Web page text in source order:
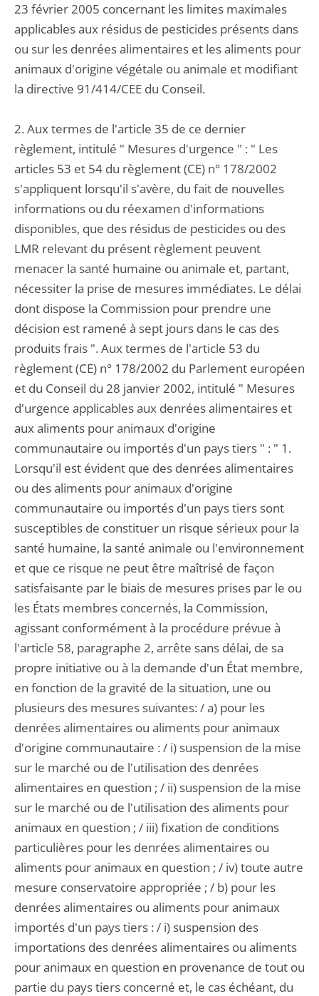
23 février 2005 concernant les limites maximales
applicables aux résidus de pesticides présents dans
ou sur les denrées alimentaires et les aliments pour
animaux d'origine végétale ou animale et modifiant
la directive 91/414/CEE du Conseil.
2. Aux termes de l'article 35 de ce dernier
règlement, intitulé " Mesures d'urgence " : " Les
articles 53 et 54 du règlement (CE) n° 178/2002
s'appliquent lorsqu'il s'avère, du fait de nouvelles
informations ou du réexamen d'informations
disponibles, que des résidus de pesticides ou des
LMR relevant du présent règlement peuvent
menacer la santé humaine ou animale et, partant,
nécessiter la prise de mesures immédiates. Le délai
dont dispose la Commission pour prendre une
décision est ramené à sept jours dans le cas des
produits frais ". Aux termes de l'article 53 du
règlement (CE) n° 178/2002 du Parlement européen
et du Conseil du 28 janvier 2002, intitulé " Mesures
d'urgence applicables aux denrées alimentaires et
aux aliments pour animaux d'origine
communautaire ou importés d'un pays tiers " : " 1.
Lorsqu'il est évident que des denrées alimentaires
ou des aliments pour animaux d'origine
communautaire ou importés d'un pays tiers sont
susceptibles de constituer un risque sérieux pour la
santé humaine, la santé animale ou l'environnement
et que ce risque ne peut être maîtrisé de façon
satisfaisante par le biais de mesures prises par le ou
les États membres concernés, la Commission,
agissant conformément à la procédure prévue à
l'article 58, paragraphe 2, arrête sans délai, de sa
propre initiative ou à la demande d'un État membre,
en fonction de la gravité de la situation, une ou
plusieurs des mesures suivantes: / a) pour les
denrées alimentaires ou aliments pour animaux
d'origine communautaire : / i) suspension de la mise
sur le marché ou de l'utilisation des denrées
alimentaires en question ; / ii) suspension de la mise
sur le marché ou de l'utilisation des aliments pour
animaux en question ; / iii) fixation de conditions
particulières pour les denrées alimentaires ou
aliments pour animaux en question ; / iv) toute autre
mesure conservatoire appropriée ; / b) pour les
denrées alimentaires ou aliments pour animaux
importés d'un pays tiers : / i) suspension des
importations des denrées alimentaires ou aliments
pour animaux en question en provenance de tout ou
partie du pays tiers concerné et, le cas échéant, du